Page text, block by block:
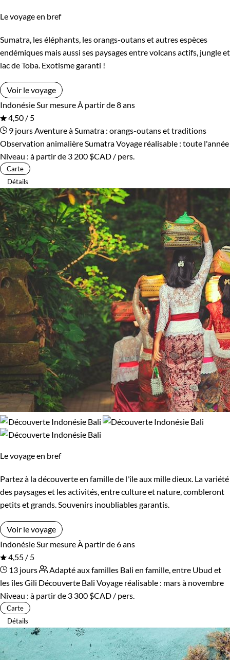
Le voyage en bref
Sumatra, les éléphants, les orangs-outans et autres espèces
endémiques mais aussi ses paysages entre volcans actifs, jungle et
lac de Toba. Exotisme garanti !
Voir le voyage
Indonésie Sur mesure À partir de 8 ans
4,50 / 5
9 jours Aventure à Sumatra : orangs-outans et traditions
Observation animalière SumatraVoyage réalisable : toute l'année
Niveau : à partir de 3 200 $CAD / pers.
Carte
Détails
Le voyage en bref
Partez à la découverte en famille de l'île aux mille dieux. La variété
des paysages et les activités, entre culture et nature, combleront
petits et grands. Souvenirs inoubliables garantis.
Voir le voyage
Indonésie Sur mesure À partir de 6 ans
4,55 / 5
13 jours
Adapté aux familles Bali en famille, entre Ubud et
les îles Gili Découverte Bali Voyage réalisable : mars à novembre
Niveau : à partir de 3 300 $CAD / pers.
Carte
Détails